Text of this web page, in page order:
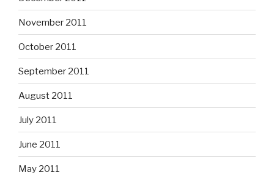
November 2011
October 2011
September 2011
August 2011
July 2011
June 2011
May 2011